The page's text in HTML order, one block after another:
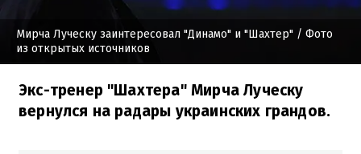
Мирча Луческу заинтересовал "Динамо" и "Шахтер" / Фото
из открытых источников
Экс-тренер "Шахтера" Мирча Луческу
вернулся на радары украинских грандов.